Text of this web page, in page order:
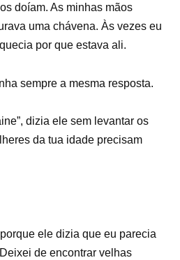
doíam. As minhas mãos
uma chávena. Às vezes eu
por que estava ali.
sempre a mesma resposta.
dizia ele sem levantar os
da tua idade precisam
ele dizia que eu parecia
de encontrar velhas